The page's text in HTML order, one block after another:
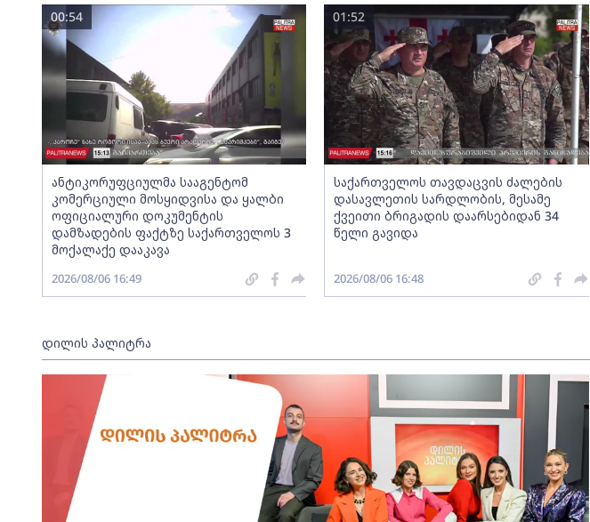
ანტიკორუფციულმა სააგენტომ
კომერციული მოსყიდვისა და ყალბი
ოფიციალური დოკუმენტის
დამზადების ფაქტზე საქართველოს 3
მოქალაქე დააკავა
00:54
2026/08/06 16:49
საქართველოს თავდაცვის ძალების
დასავლეთის სარდლობის, მესამე
ქვეითი ბრიგადის დაარსებიდან 34
წელი გავიდა
01:52
2026/08/06 16:48
დილის პალიტრა